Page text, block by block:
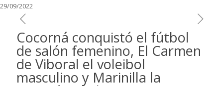
29/09/2022
Cocorná conquistó el fútbol
de salón femenino, El Carmen
de Viboral el voleibol
masculino y Marinilla la